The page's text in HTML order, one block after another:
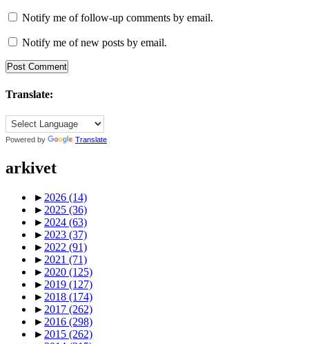
Notify me of follow-up comments by email.
Notify me of new posts by email.
Translate:
Powered by Translate
arkivet
► 2026 (14)
► 2025 (36)
► 2024 (63)
► 2023 (37)
► 2022 (91)
► 2021 (71)
► 2020 (125)
► 2019 (127)
► 2018 (174)
► 2017 (262)
► 2016 (298)
► 2015 (262)